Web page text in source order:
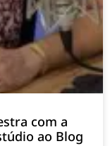
com a
ao Blog